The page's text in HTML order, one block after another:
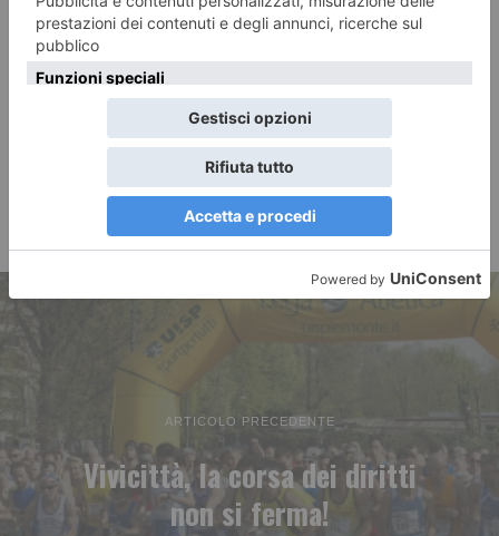
ARTICOLO PRECEDENTE
Vivicittà, la corsa dei diritti
non si ferma!